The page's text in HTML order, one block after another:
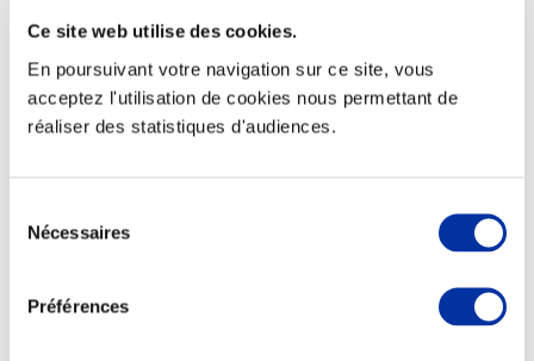
Ce site web utilise des cookies.
En poursuivant votre navigation sur ce site, vous
acceptez l'utilisation de cookies nous permettant de
réaliser des statistiques d'audiences.
Nécessaires
Préférences
Elevage